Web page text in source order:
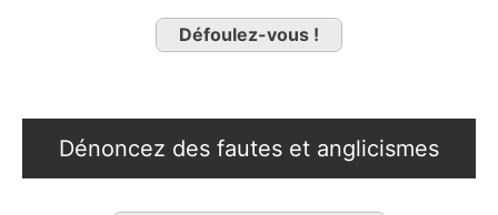
Défoulez-vous !
Dénoncez des fautes et anglicismes